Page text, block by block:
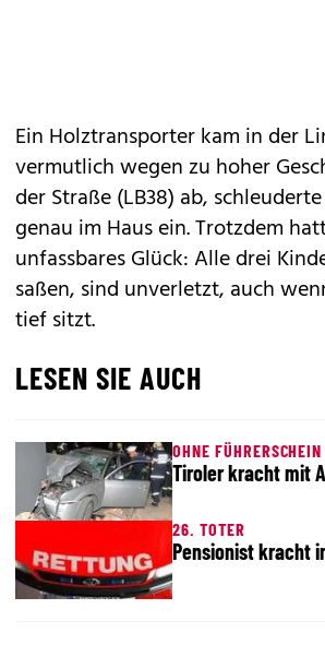
Ein Holztransporter kam in der
vermutlich wegen zu hoher
der Straße (LB38) ab,
genau im Hausein. Trotzdem
unfassbares Glück: Alle drei
saßen, sind unverletzt, auch
tief sitzt.
LESEN SIE AUCH
OHNE FÜHRERSCHEIN
Tiroler kracht mit
26. TOTER
Pensionist kracht